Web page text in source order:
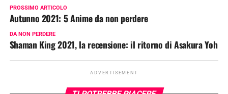
PROSSIMO ARTICOLO
Autunno 2021: 5 Anime da non perdere
DA NON PERDERE
Shaman King 2021, la recensione: il ritorno di Asakura Yoh
ADVERTISEMENT